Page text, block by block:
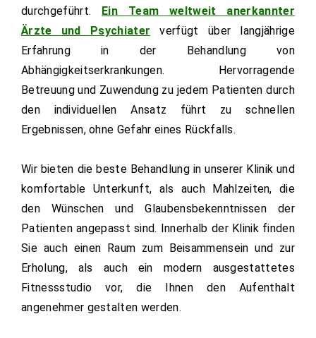
durchgeführt. Ein Team weltweit anerkannter
Ärzte und Psychiater verfügt über langjährige
Erfahrung in der Behandlung von
Abhängigkeitserkrankungen. Hervorragende
Betreuung und Zuwendung zu jedem Patienten durch
den individuellen Ansatz führt zu schnellen
Ergebnissen, ohne Gefahr eines Rückfalls.
Wir bieten die beste Behandlung in unserer Klinik und
komfortable Unterkunft, als auch Mahlzeiten, die
den Wünschen und Glaubensbekenntnissen der
Patienten angepasst sind. Innerhalb der Klinik finden
Sie auch einen Raum zum Beisammensein und zur
Erholung, als auch ein modern ausgestattetes
Fitnessstudio vor, die Ihnen den Aufenthalt
angenehmer gestalten werden.